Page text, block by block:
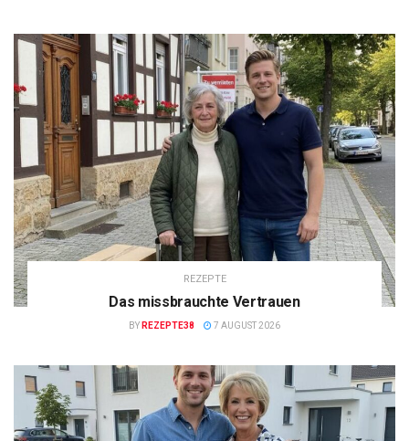
REZEPTE
Das missbrauchte Vertrauen
BY REZEPTE38 7 AUGUST 2026